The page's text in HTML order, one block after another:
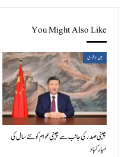
You Might Also Like
بین الاقوامی
چینی صدر کی جانب سے چینی عوام کو نئے سال کی
مبارکباد